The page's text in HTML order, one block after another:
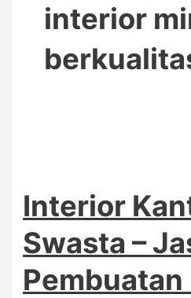
interior
Interior
Swasta –